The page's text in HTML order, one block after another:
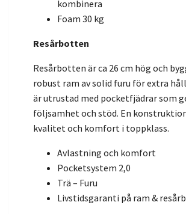
kombinera
Foam 30 kg
Resårbotten
Resårbotten är ca 26 cm hög och
robust ram av solid furu för extra
är utrustad med pocketfjädrar som
följsamhet och stöd. En
kvalitet och komfort i toppklass.
Avlastning och komfort
Pocketsystem 2,0
Trä – Furu
Livstidsgaranti på ram &